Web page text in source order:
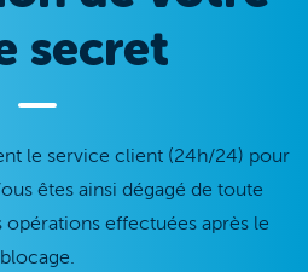
secret
le service client (24h/24) pour
êtes ainsi dégagé de toute
effectuées après le
blocage.